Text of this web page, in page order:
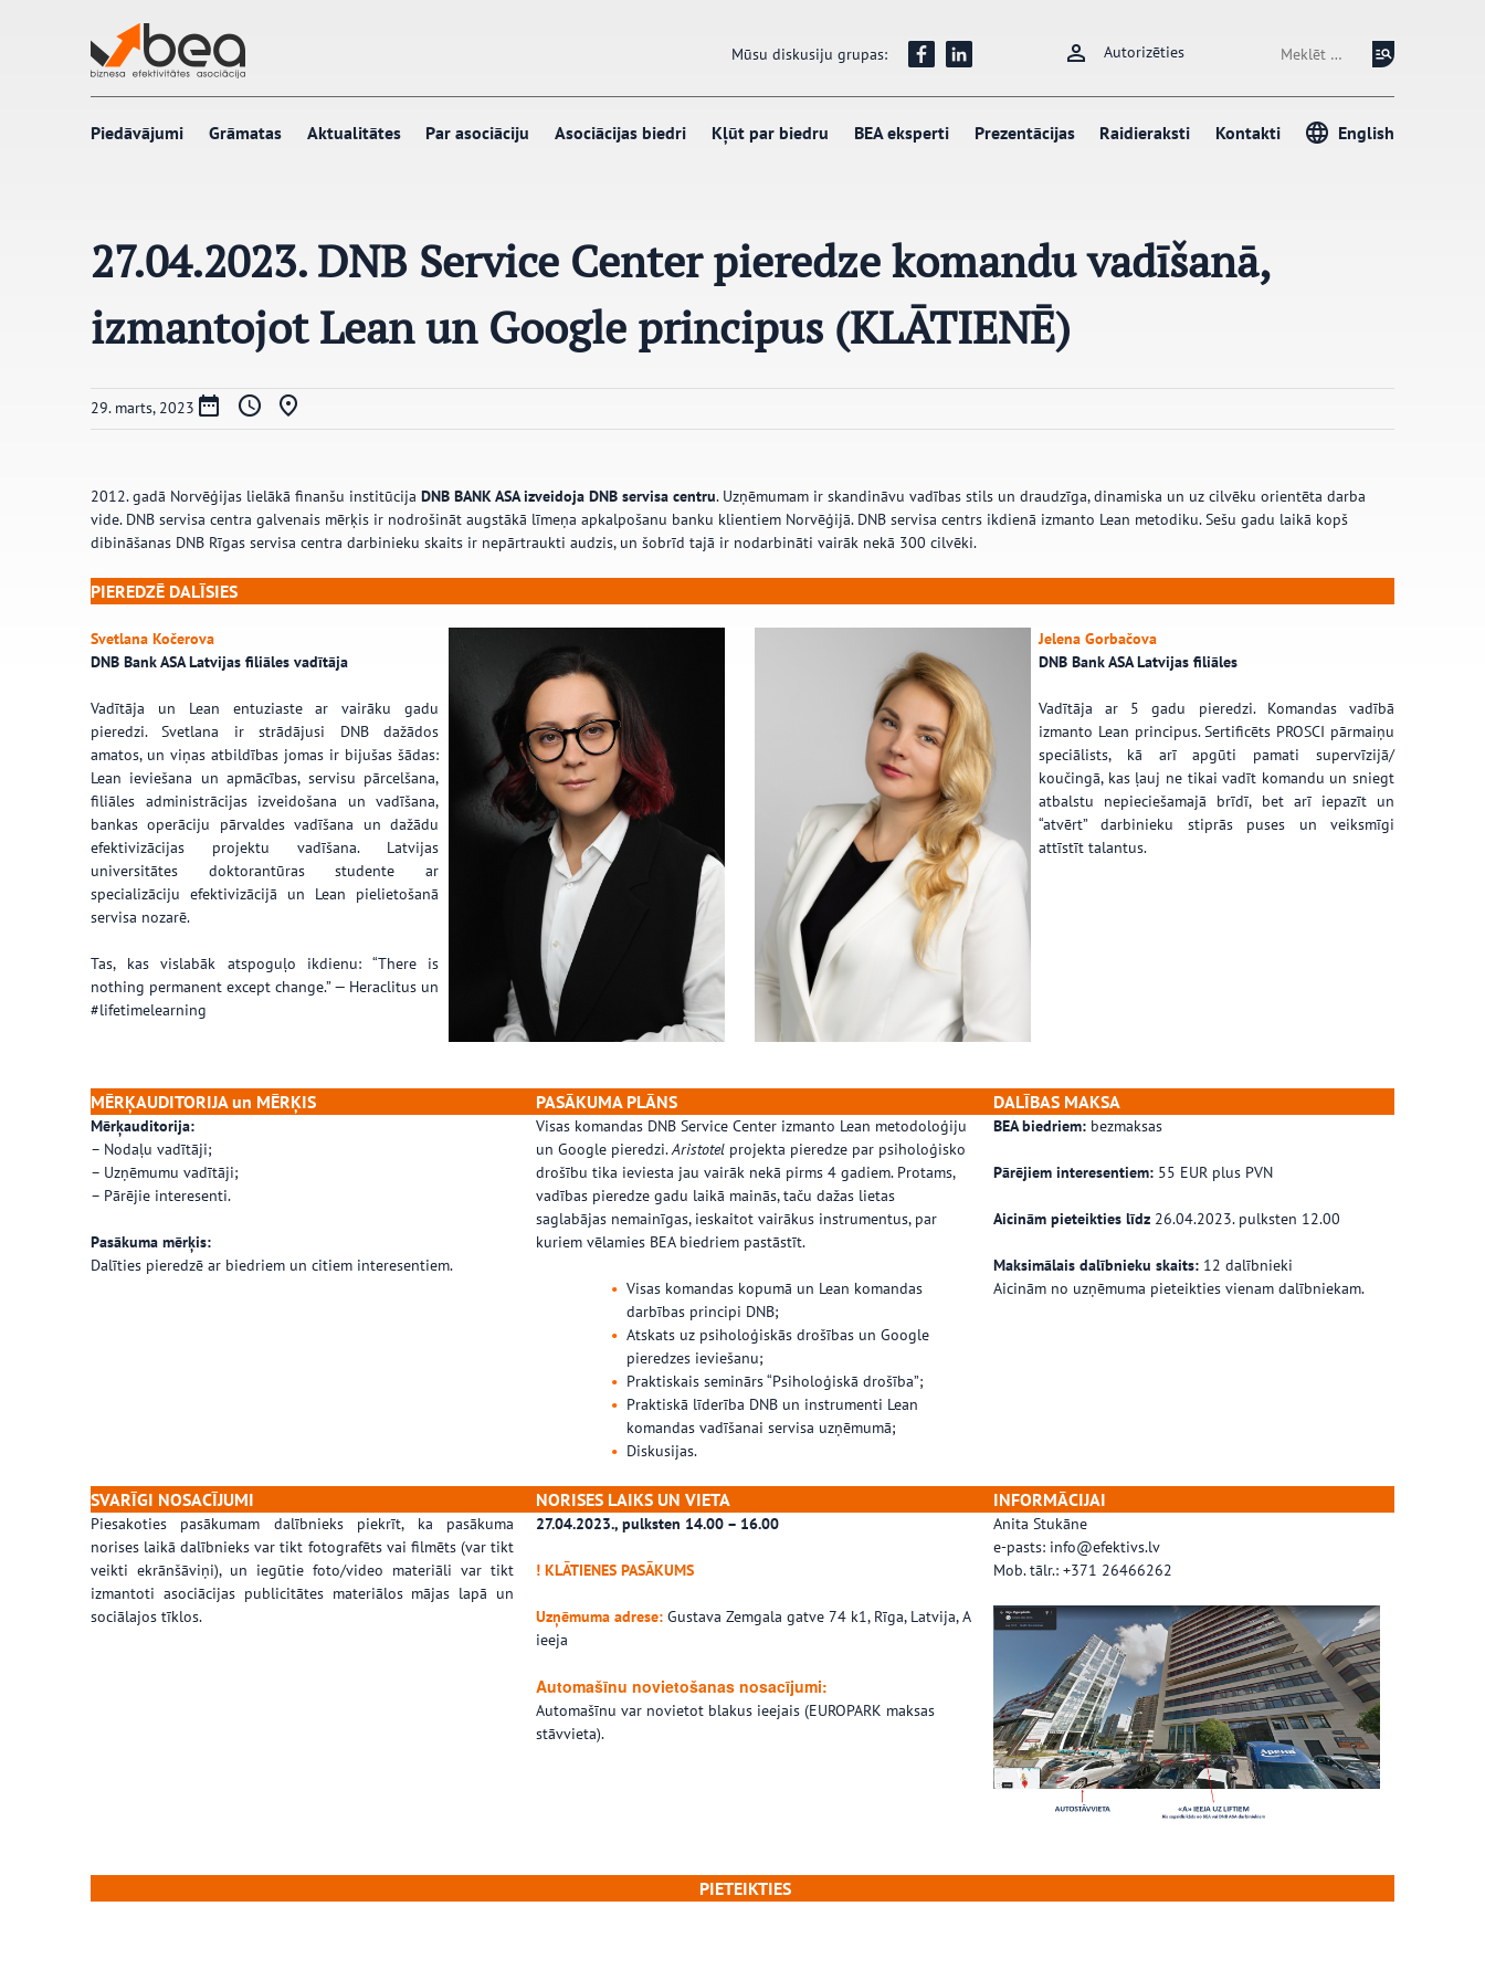
Mūsu diskusiju grupas: Autorizēties Meklēt:
Piedāvājumi Grāmatas Aktualitātes Par asociāciju Asociācijas biedri Kļūt par biedru BEA eksperti Prezentācijas Raidieraksti Kontakti English
27.04.2023. DNB Service Center pieredze komandu vadīšanā,
izmantojot Lean un Google principus (KLĀTIENĒ)
29. marts, 2023
2012. gadā Norvēģijas lielākā finanšu institūcija DNB BANK ASA izveidoja DNB servisa centru. Uzņēmumam ir skandināvu vadības stils un draudzīga, dinamiska un uz cilvēku orientēta darba
vide. DNB servisa centra galvenais mērķis ir nodrošināt augstākā līmeņa apkalpošanu banku klientiem Norvēģijā. DNB servisa centrs ikdienā izmanto Lean metodiku. Sešu gadu laikā kopš
dibināšanas DNB Rīgas servisa centra darbinieku skaits ir nepārtraukti audzis, un šobrīd tajā ir nodarbināti vairāk nekā 300 cilvēki.
PIEREDZĒ DALĪSIES
Svetlana Kočerova
DNB Bank ASA Latvijas filiāles vadītāja
Vadītāja un Lean entuziaste ar vairāku gadu
pieredzi. Svetlana ir strādājusi DNB dažādos
amatos, un viņas atbildības jomas ir bijušas šādas:
Lean ieviešana un apmācības, servisu pārcelšana,
filiāles administrācijas izveidošana un vadīšana,
bankas operāciju pārvaldes vadīšana un dažādu
efektivizācijas projektu vadīšana. Latvijas
universitātes doktorantūras studente ar
specializāciju efektivizācijā un Lean pielietošanā
servisa nozarē.
Tas, kas vislabāk atspoguļo ikdienu: “There is
nothing permanent except change.” — Heraclitus un
#lifetimelearning
Jelena Gorbačova
DNB Bank ASA Latvijas filiāles
Vadītāja ar 5 gadu pieredzi. Komandas vadībā
izmanto Lean principus. Sertificēts PROSCI pārmaiņu
speciālists, kā arī apgūti pamati supervīzijā/
koučingā, kas ļauj ne tikai vadīt komandu un sniegt
atbalstu nepieciešamajā brīdī, bet arī iepazīt un
“atvērt” darbinieku stiprās puses un veiksmīgi
attīstīt talantus.
MĒRĶAUDITORIJA un MĒRĶIS PASĀKUMA PLĀNS DALĪBAS MAKSA
Mērķauditorija:
– Nodaļu vadītāji;
– Uzņēmumu vadītāji;
– Pārējie interesenti.
Pasākuma mērķis:
Dalīties pieredzē ar biedriem un citiem interesentiem.
Visas komandas DNB Service Center izmanto Lean metodoloģiju
un Google pieredzi.Aristotel projekta pieredze par psiholoģisko
drošību tika ieviesta jau vairāk nekā pirms 4 gadiem. Protams,
vadības pieredze gadu laikā mainās, taču dažas lietas
saglabājas nemainīgas, ieskaitot vairākus instrumentus, par
kuriem vēlamies BEA biedriem pastāstīt.
Visas komandas kopumā un Lean komandas
darbības principi DNB;
Atskats uz psiholoģiskās drošības un Google
pieredzes ieviešanu;
Praktiskais seminārs “Psiholoģiskā drošība”;
Praktiskā līderība DNB un instrumenti Lean
komandas vadīšanai servisa uzņēmumā;
Diskusijas.
BEA biedriem: bezmaksas
Pārējiem interesentiem: 55 EUR plus PVN
Aicinām pieteikties līdz 26.04.2023. pulksten 12.00
Maksimālais dalībnieku skaits: 12 dalībnieki
Aicinām no uzņēmuma pieteikties vienam dalībniekam.
SVARĪGI NOSACĪJUMI NORISES LAIKS UN VIETA INFORMĀCIJAI
Piesakoties pasākumam dalībnieks piekrīt, ka pasākuma
norises laikā dalībnieks var tikt fotografēts vai filmēts (var tikt
veikti ekrānšāviņi), un iegūtie foto/video materiāli var tikt
izmantoti asociācijas publicitātes materiālos mājas lapā un
sociālajos tīklos.
27.04.2023., pulksten 14.00 – 16.00
! KLĀTIENES PASĀKUMS
Uzņēmuma adrese: Gustava Zemgala gatve 74 k1, Rīga, Latvija, A
ieeja
Automašīnu novietošanas nosacījumi:
Automašīnu var novietot blakus ieejais (EUROPARK maksas
stāvvieta).
Anita Stukāne
e-pasts: info@efektivs.lv
Mob. tālr.: +371 26466262
PIETEIKTIES